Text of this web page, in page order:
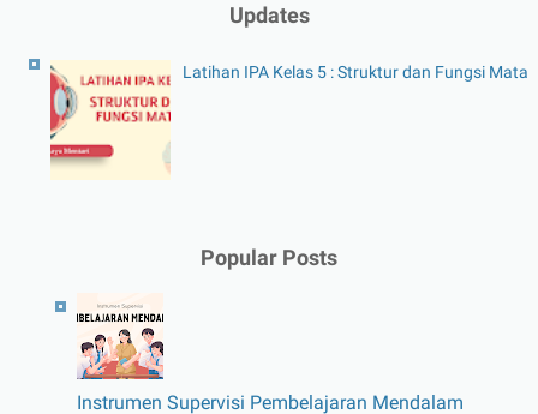
Updates
Latihan IPA Kelas 5 : Struktur dan Fungsi Mata
Popular Posts
Instrumen Supervisi Pembelajaran Mendalam